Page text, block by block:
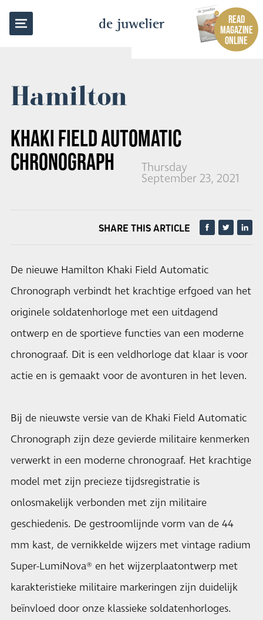
de juwelier
READ
MAGAZINE
ONLINE
Hamilton
KHAKI FIELD AUTOMATIC
CHRONOGRAPH
Thursday
September 23, 2021
BACK TO OVERVIEW
SHARE THIS ARTICLE
De nieuwe Hamilton Khaki Field Automatic
Chronograph verbindt het krachtige erfgoed van het
originele soldatenhorloge met een uitdagend
ontwerp en de sportieve functies van een moderne
chronograaf. Dit is een veldhorloge dat klaar is voor
actie en is gemaakt voor de avonturen in het leven.
Bij de nieuwste versie van de Khaki Field Automatic
Chronograph zijn deze gevierde militaire kenmerken
verwerkt in een moderne chronograaf. Het krachtige
model met zijn precieze tijdsregistratie is
onlosmakelijk verbonden met zijn militaire
geschiedenis. De gestroomlijnde vorm van de 44
mm kast, de vernikkelde wijzers met vintage radium
Super-LumiNova® en het wijzerplaatontwerp met
karakteristieke militaire markeringen zijn duidelijk
beïnvloed door onze klassieke soldatenhorloges.